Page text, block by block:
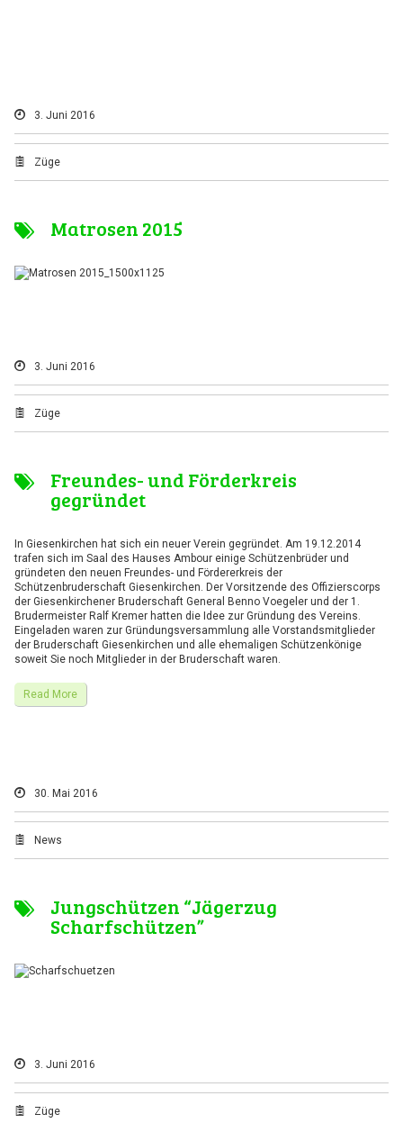
3. Juni 2016
Züge
Matrosen 2015
3. Juni 2016
Züge
Freundes- und Förderkreis
gegründet
In Giesenkirchen hat sich ein neuer Verein gegründet. Am 19.12.2014
trafen sich im Saal des Hauses Ambour einige Schützenbrüder und
gründeten den neuen Freundes- und Fördererkreis der
Schützenbruderschaft Giesenkirchen. Der Vorsitzende des Offizierscorps
der Giesenkirchener Bruderschaft General Benno Voegeler und der 1.
Brudermeister Ralf Kremer hatten die Idee zur Gründung des Vereins.
Eingeladen waren zur Gründungsversammlung alle Vorstandsmitglieder
der Bruderschaft Giesenkirchen und alle ehemaligen Schützenkönige
soweit Sie noch Mitglieder in der Bruderschaft waren.
Read More
30. Mai 2016
News
Jungschützen “Jägerzug
Scharfschützen”
3. Juni 2016
Züge